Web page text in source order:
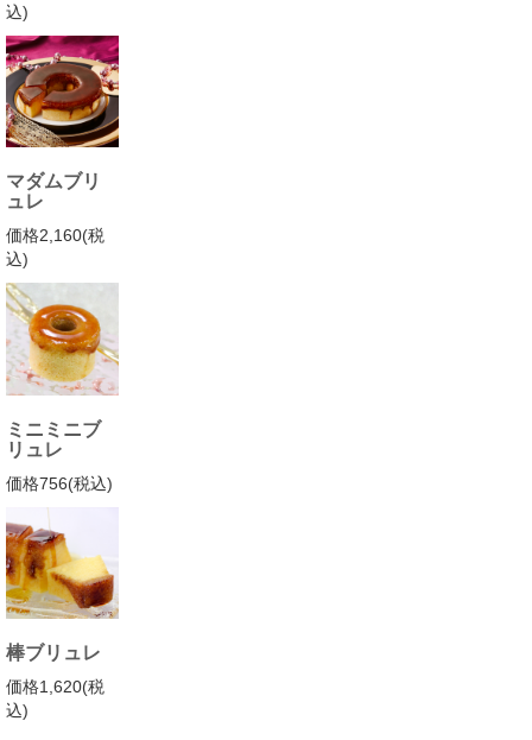
込)
マダムブリ
ュレ
価格2,160(税
込)
ミニミニブ
リュレ
価格756(税込)
棒ブリュレ
価格1,620(税
込)